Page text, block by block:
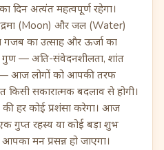
दिन अत्यंत महत्वपूर्ण रहेगा।
(Moon) और जल (Water)
का उत्साह और ऊर्जा का
गुण — अति-संवेदनशीलता, शांत
— आज लोगों को आपकी तरफ
सकारात्मक बदलाव से होगी।
की हर कोई प्रशंसा करेगा। आज
गुप्त रहस्य या कोई बड़ा शुभ
मन प्रसन्न हो जाएगा।